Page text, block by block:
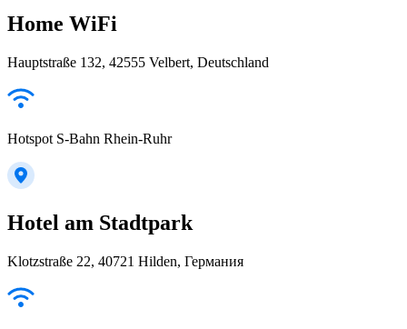
Home WiFi
Hauptstraße 132, 42555 Velbert, Deutschland
Hotspot S-Bahn Rhein-Ruhr
Hotel am Stadtpark
Klotzstraße 22, 40721 Hilden, Германия